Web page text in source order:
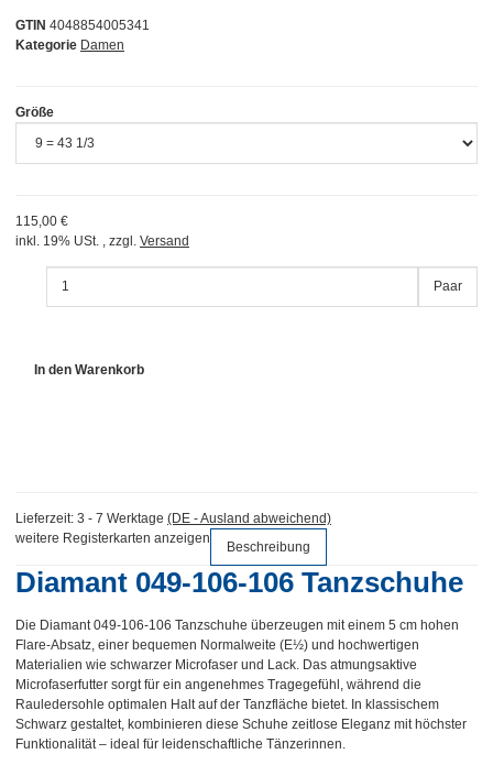
GTIN 4048854005341
Kategorie Damen
Größe
115,00 €
inkl. 19% USt. , zzgl. Versand
Paar
In den Warenkorb
Lieferzeit: 3 - 7 Werktage (DE - Ausland abweichend)
weitere Registerkarten anzeigen
Beschreibung
Diamant 049-106-106 Tanzschuhe
Die Diamant 049-106-106 Tanzschuhe überzeugen mit einem 5 cm hohen
Flare-Absatz, einer bequemen Normalweite (E½) und hochwertigen
Materialien wie schwarzer Microfaser und Lack. Das atmungsaktive
Microfaserfutter sorgt für ein angenehmes Tragegefühl, während die
Rauledersohle optimalen Halt auf der Tanzfläche bietet. In klassischem
Schwarz gestaltet, kombinieren diese Schuhe zeitlose Eleganz mit höchster
Funktionalität – ideal für leidenschaftliche Tänzerinnen.